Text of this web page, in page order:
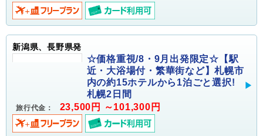
新潟県、長野県発
☆価格重視/8・9月出発限定☆【駅
近・大浴場付・繁華街など】札幌市
内の約15ホテルから1泊ごと選択!
札幌2日間
旅行代金： 23,500円 ～101,300円